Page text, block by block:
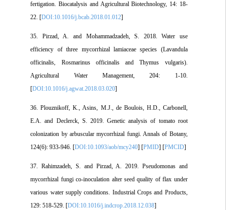
fertigation. Biocatalysis and Agricultural Biotechnology, 14: 18-
22. [DOI:10.1016/j.bcab.2018.01.012
35. Pirzad, A. and Mohammadzadeh, S. 2018. Water use
efficiency of three mycorrhizal lamiaceae species (Lavandula
officinalis, Rosmarinus officinalis and Thymus vulgaris).
Agricultural Water Management, 204: 1-10.
[DOI:10.1016/j.agwat.2018.03.020
36. Plouznikoff, K., Asins, M.J., de Boulois, H.D., Carbonell,
E.A. and Declerck, S. 2019. Genetic analysis of tomato root
colonization by arbuscular mycorrhizal fungi. Annals of Botany,
124(6): 933-946. [DOI:10.1093/aob/mcy240] [PMID] [PMCID
37. Rahimzadeh, S. and Pirzad, A. 2019. Pseudomonas and
mycorrhizal fungi co-inoculation alter seed quality of flax under
various water supply conditions. Industrial Crops and Products,
129: 518-529. [DOI:10.1016/j.indcrop.2018.12.038